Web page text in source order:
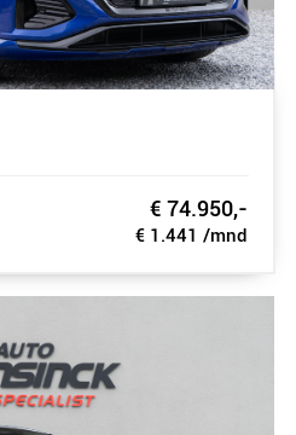
€ 74.950,-
€ 1.441 /mnd